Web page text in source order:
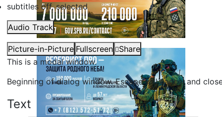
subtitles off, selected
Audio Track
Picture-in-Picture Fullscreen
Share
This is a modal window.
Beginning of dialog window. Escape will cancel and
Text